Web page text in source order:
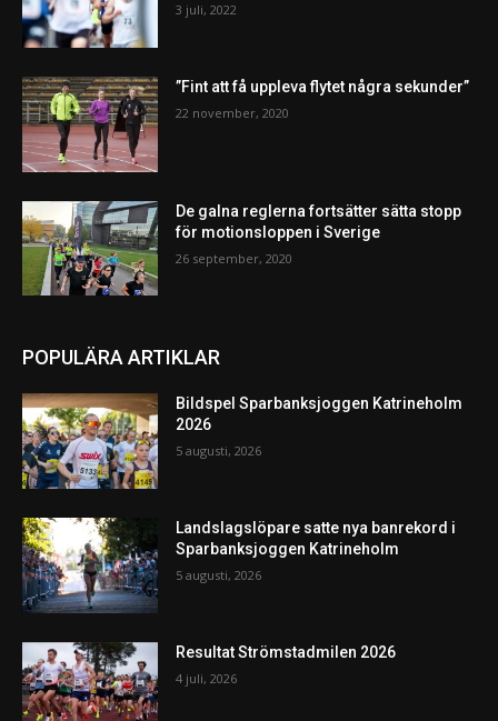
3 juli, 2022
”Fint att få uppleva flytet några sekunder”
22 november, 2020
De galna reglerna fortsätter sätta stopp
för motionsloppen i Sverige
26 september, 2020
POPULÄRA ARTIKLAR
Bildspel Sparbanksjoggen Katrineholm
2026
5 augusti, 2026
Landslagslöpare satte nya banrekord i
Sparbanksjoggen Katrineholm
5 augusti, 2026
Resultat Strömstadmilen 2026
4 juli, 2026